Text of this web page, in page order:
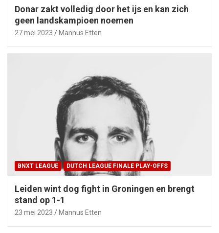
Donar zakt volledig door het ijs en kan zich
geen landskampioen noemen
27 mei 2023 Mannus Etten
BNXT LEAGUE DUTCH LEAGUE FINALE PLAY-OFFS
Leiden wint dog fight in Groningen en brengt
stand op 1-1
23 mei 2023 Mannus Etten